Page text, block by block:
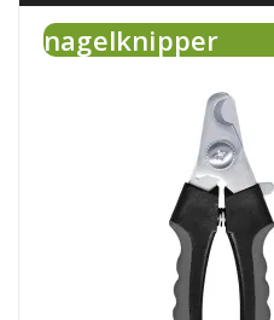
nagelknipper